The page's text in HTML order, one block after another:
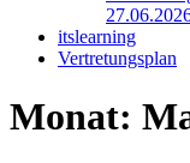
itslearning
Vertretungsplan
Monat: